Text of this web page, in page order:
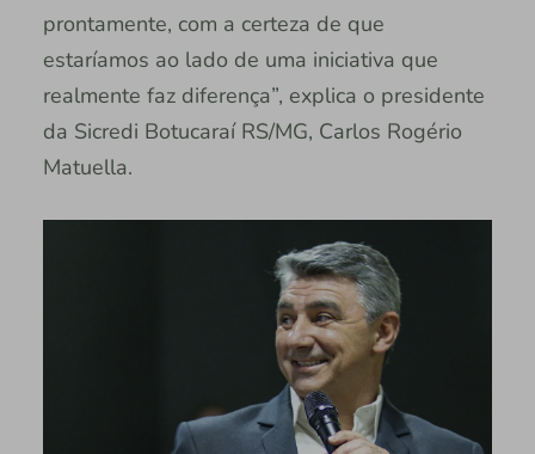
prontamente, com a certeza de que
estaríamos ao lado de uma iniciativa que
realmente faz diferença”, explica o presidente
da Sicredi Botucaraí RS/MG, Carlos Rogério
Matuella.